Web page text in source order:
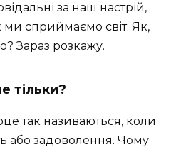
за наш настрій,
ми сприймаємо світ. Як,
Зараз розкажу.
тільки?
так називаються, коли
або задоволення. Чому